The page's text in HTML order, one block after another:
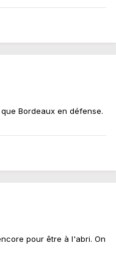
Bordeaux en défense.
pour être à l'abri. On